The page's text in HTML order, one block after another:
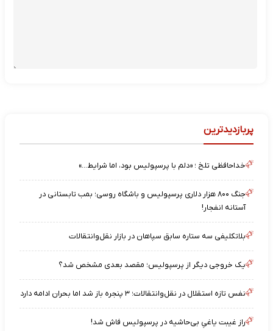
پربازدیدترین
خداحافظی تلخ ؛ «دلم با پرسپولیس بود، اما شرایط…»
جنگ ۸۰۰ هزار دلاری پرسپولیس و باشگاه روسی؛ بمب تابستانی در
آستانه انفجار!
بلاتکلیفی سه ستاره سابق سپاهان در بازار نقل‌وانتقالات
یک خروجی دیگر از پرسپولیس؛ مقصد بعدی مشخص شد؟
نفس تازه استقلال در نقل‌وانتقالات؛ ۳ پنجره باز شد اما بحران ادامه دارد
راز غیبت یاغیِ بی‌حاشیه در پرسپولیس فاش شد!